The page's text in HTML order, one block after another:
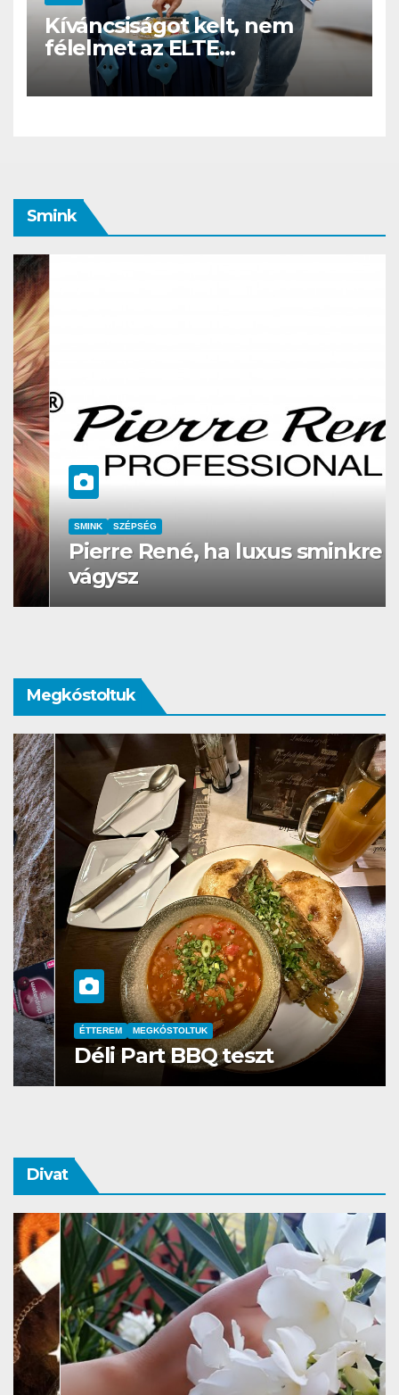
Kíváncsiságot kelt, nem
félelmet az ELTE
etológusainak felszolgáló
robotja
Smink
SMINK SZÉPSÉG
Pierre René, ha luxus sminkre
vágysz
Megkóstoltuk
ÉTTEREM MEGKÓSTOLTUK
Déli Part BBQ teszt
Divat